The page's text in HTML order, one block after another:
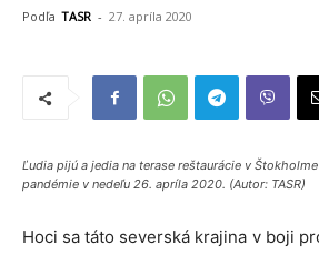
Podľa TASR - 27. apríla 2020
Ľudia pijú a jedia na terase reštaurácie v
pandémie v nedeľu 26. apríla 2020. (Autor: TASR)
Hoci sa táto severská krajina v boji